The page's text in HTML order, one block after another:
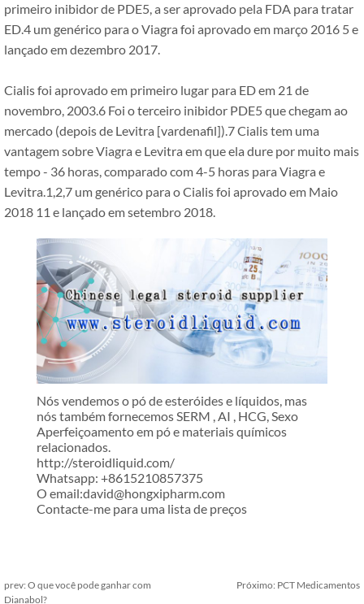
primeiro inibidor de PDE5, a ser aprovado pela FDA para tratar
ED.4 um genérico para o Viagra foi aprovado em março 2016 5 e
lançado em dezembro 2017.
Cialis foi aprovado em primeiro lugar para ED em 21 de
novembro, 2003.6 Foi o terceiro inibidor PDE5 que chegam ao
mercado (depois de Levitra [vardenafil]).7 Cialis tem uma
vantagem sobre Viagra e Levitra em que ela dure por muito mais
tempo - 36 horas, comparado com 4-5 horas para Viagra e
Levitra.1,2,7 um genérico para o Cialis foi aprovado em Maio
2018 11 e lançado em setembro 2018.
Nós vendemos o pó de esteróides e líquidos, mas
nós também fornecemos SERM , AI , HCG, Sexo
Aperfeiçoamento em pó e materiais químicos
relacionados.
http://steroidliquid.com/
Whatsapp: +8615210857375
O email:david@hongxipharm.com
Contacte-me para uma lista de preços
prev: O que você pode ganhar com
Dianabol?
Próximo: PCT Medicamentos